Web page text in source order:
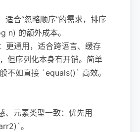
适合“忽略顺序”的需求，排序
n) 的额外成本。
更通用，适合跨语言、缓存
但序列化本身有开销。简单
不如直接 `equals()` 高效。
、元素类型一致：优先用
。